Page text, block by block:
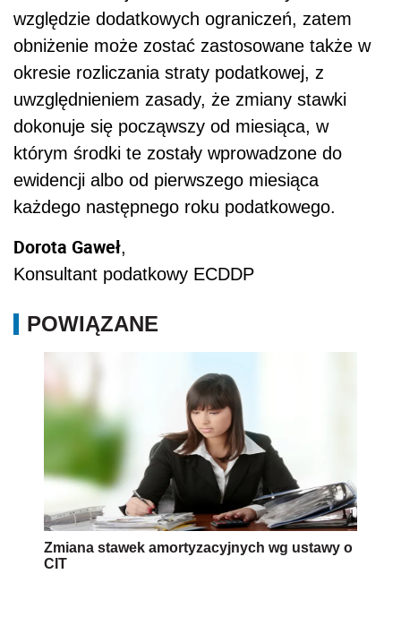
względzie dodatkowych ograniczeń, zatem
obniżenie może zostać zastosowane także w
okresie rozliczania straty podatkowej, z
uwzględnieniem zasady, że zmiany stawki
dokonuje się począwszy od miesiąca, w
którym środki te zostały wprowadzone do
ewidencji albo od pierwszego miesiąca
każdego następnego roku podatkowego.
Dorota Gaweł,
Konsultant podatkowy ECDDP
POWIĄZANE
Zmiana stawek amortyzacyjnych wg ustawy o
CIT